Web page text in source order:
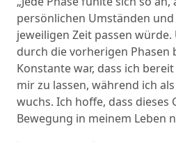
persönlichen Umständen
jeweiligen Zeit passen
durch die vorherigen Phasen
Konstante war, dass ich
mir zu lassen, während ich
wuchs. Ich hoffe, dass dieses
Bewegung in meinem Leben